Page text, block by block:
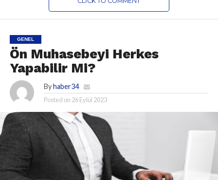
GENEL
Ön Muhasebeyi Herkes
Yapabilir Mi?
By haber34
Posted on 26 Eylül 2023